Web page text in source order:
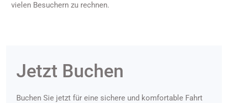
vielen Besuchern zu rechnen.
Jetzt Buchen
Buchen Sie jetzt für eine sichere und komfortable Fahrt